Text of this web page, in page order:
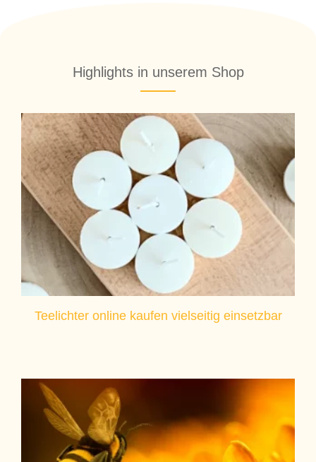
Highlights in unserem Shop
Teelichter online kaufen vielseitig einsetzbar